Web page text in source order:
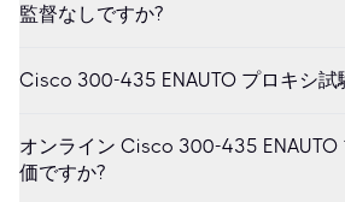
監督なしですか?
Cisco 300-435 ENAUTO プロキシ試
オンライン Cisco 300-435 ENAUTO
価ですか?